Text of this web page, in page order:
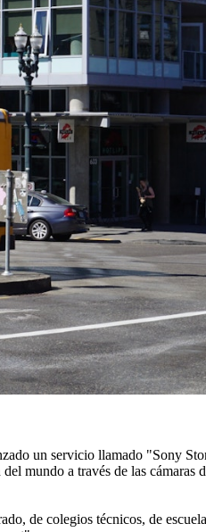
un servicio llamado "Sony
mundo a través de las cámaras
de colegios técnicos, de